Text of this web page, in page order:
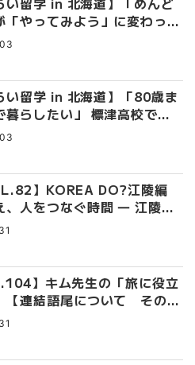
「やってみよう」に変わっ
風に吹かれて走る、僕の泥
い留学 in 北海道】「80歳ま
暮らしたい」 標津高校で踏
らしい生き方
】KOREA DO?江陵編
、人をつなぐ時間 ― 江陵端
】キム先生の「旅に役立
【連結語尾について その